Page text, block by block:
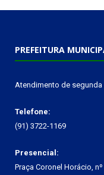
PREFEITURA
Atendimento de segunda
Telefone:
(91) 3722-1169
Presencial:
Praça Coronel Horácio, nº